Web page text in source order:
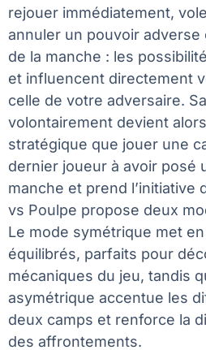
rejouer immédiatement,
annuler un pouvoir
de la manche : les
et influencent directement
celle de votre adversaire.
volontairement devient
stratégique que jouer une
dernier joueur à avoir posé
manche et prend l’initiative
vs Poulpe propose deux
Le mode symétrique met
équilibrés, parfaits pour
mécaniques du jeu, tandis
asymétrique accentue les
deux camps et renforce la
des affrontements.